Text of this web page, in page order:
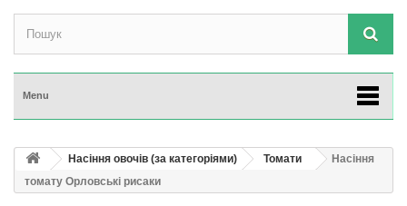
Menu
Насіння овочів (за категоріями) Томати
Насіння
томату Орловськi рисаки